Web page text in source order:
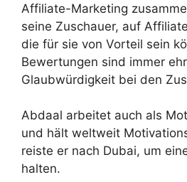
Affiliate-Marketing
seine Zuschauer, auf
die für sie von Vorteil sein
Bewertungen sind immer
Glaubwürdigkeit bei den
Abdaal arbeitet auch als
und hält weltweit
reiste er nach Dubai, um
halten.